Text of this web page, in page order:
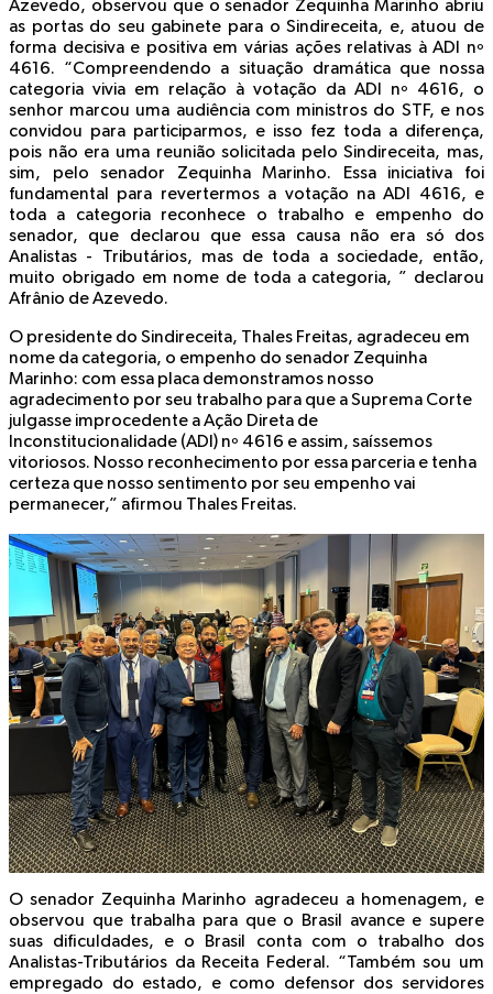
Azevedo, observou que o senador Zequinha Marinho abriu
as portas do seu gabinete para o Sindireceita, e, atuou de
forma decisiva e positiva em várias ações relativas à ADI nº
4616. “Compreendendo a situação dramática que nossa
categoria vivia em relação à votação da ADI nº 4616, o
senhor marcou uma audiência com ministros do STF, e nos
convidou para participarmos, e isso fez toda a diferença,
pois não era uma reunião solicitada pelo Sindireceita, mas,
sim, pelo senador Zequinha Marinho. Essa iniciativa foi
fundamental para revertermos a votação na ADI 4616, e
toda a categoria reconhece o trabalho e empenho do
senador, que declarou que essa causa não era só dos
Analistas - Tributários, mas de toda a sociedade, então,
muito obrigado em nome de toda a categoria, ” declarou
Afrânio de Azevedo.
O presidente do Sindireceita, Thales Freitas, agradeceu em
nome da categoria, o empenho do senador Zequinha
Marinho: com essa placa demonstramos nosso
agradecimento por seu trabalho para que a Suprema Corte
julgasse improcedente a Ação Direta de
Inconstitucionalidade (ADI) nº 4616 e assim, saíssemos
vitoriosos. Nosso reconhecimento por essa parceria e tenha
certeza que nosso sentimento por seu empenho vai
permanecer,” afirmou Thales Freitas.
O senador Zequinha Marinho agradeceu a homenagem, e
observou que trabalha para que o Brasil avance e supere
suas dificuldades, e o Brasil conta com o trabalho dos
Analistas-Tributários da Receita Federal. “Também sou um
empregado do estado, e como defensor dos servidores